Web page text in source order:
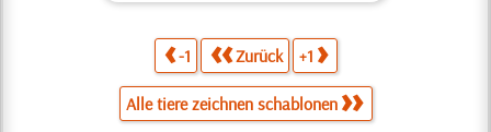
-1 Zurück +1
Alle tiere zeichnen schablonen